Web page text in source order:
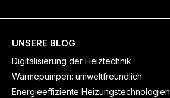
UNSERE BLOG
Digitalisierung der Heiztechnik
Wärmepumpen: umweltfreundlich
Energieeffiziente Heizungstechnologien